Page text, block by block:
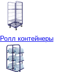
Ролл контейнеры